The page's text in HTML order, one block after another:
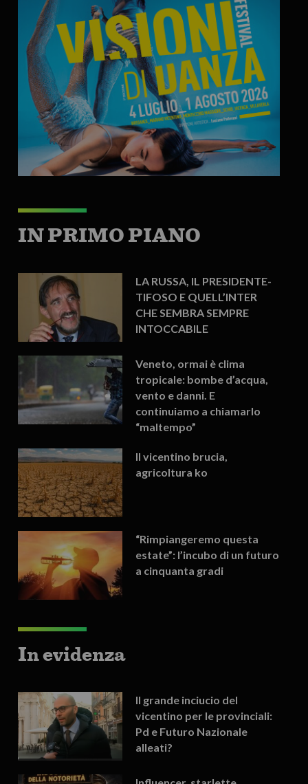
IN PRIMO PIANO
LA RUSSA, IL PRESIDENTE-
TIFOSO E QUELL’INTER
CHE SEMBRA SEMPRE
INTOCCABILE
Veneto, ormai è clima
tropicale: bombe d’acqua,
vento e danni. E
continuiamo a chiamarlo
“maltempo”
Il vicentino brucia,
agricoltura ko
“Rimpiangeremo questa
estate”: l’incubo di un futuro
a cinquanta gradi
In evidenza
Il grande inciucio del
vicentino per le provinciali:
Pd e Futuro Nazionale
alleati?